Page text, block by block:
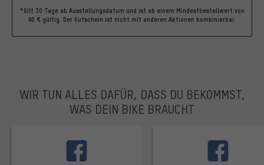
*Gilt 30 Tage ab Ausstellungsdatum und ist ab einem Mindestbestellwert von
60 € gültig. Der Gutschein ist nicht mit anderen Aktionen kombinierbar.
WIR TUN ALLES DAFÜR, DASS DU BEKOMMST,
WAS DEIN BIKE BRAUCHT